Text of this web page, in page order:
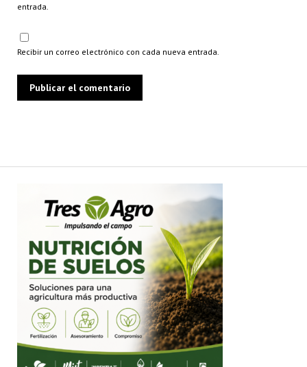
entrada.
Recibir un correo electrónico con cada nueva entrada.